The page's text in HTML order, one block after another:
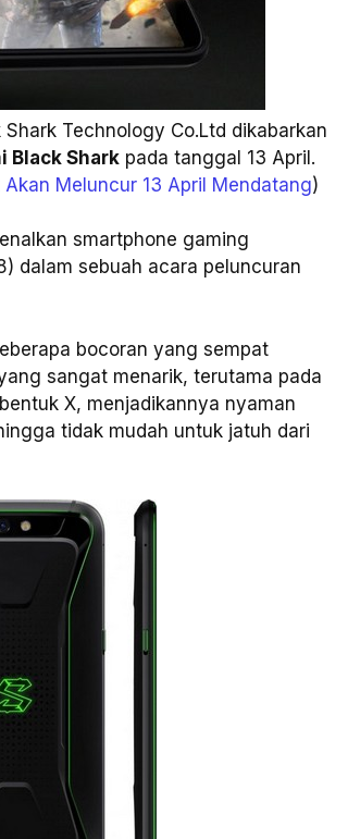
Technology Co.Ltd dikabarkan
Black Shark pada tanggal 13 April.
Meluncur 13 April Mendatang)
smartphone gaming
dalam sebuah acara peluncuran
bocoran yang sempat
sangat menarik, terutama pada
X, menjadikannya nyaman
tidak mudah untuk jatuh dari